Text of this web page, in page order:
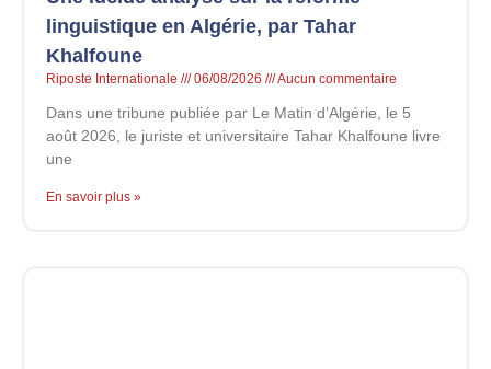
linguistique en Algérie, par Tahar
Khalfoune
Riposte Internationale 06/08/2026 Aucun commentaire
Dans une tribune publiée par Le Matin d’Algérie, le 5
août 2026, le juriste et universitaire Tahar Khalfoune livre
une
En savoir plus »